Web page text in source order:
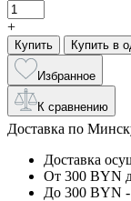
+
Купить Купить в
Избранное
К сравнению
Доставка по
Доставка
От 300 BYN
До 300 BYN -